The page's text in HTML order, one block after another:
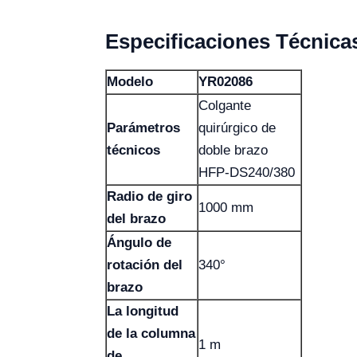
Especificaciones
Modelo YR02086
Parámetros
técnicos
Colgante
quirúrgico de
doble brazo
HFP-DS240/380
Radio de giro
del brazo
1000 mm
Ángulo de
rotación del
brazo
340°
La longitud
de la columna
1 m